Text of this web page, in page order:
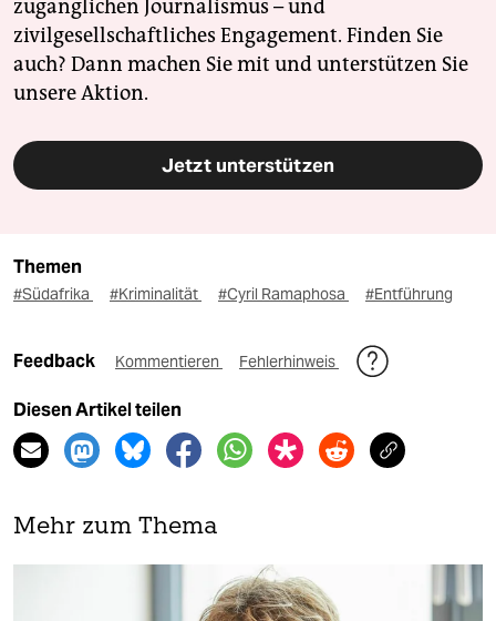
zugänglichen Journalismus – und
zivilgesellschaftliches Engagement. Finden Sie
auch? Dann machen Sie mit und unterstützen Sie
unsere Aktion.
Jetzt unterstützen
Themen
#Südafrika #Kriminalität #Cyril Ramaphosa #Entführung
Feedback Kommentieren Fehlerhinweis
Diesen Artikel teilen
Mehr zum Thema